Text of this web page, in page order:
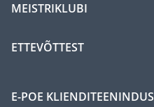
MEISTRIKLUBI
ETTEVÕTTEST
E-POE KLIENDITEENINDUS